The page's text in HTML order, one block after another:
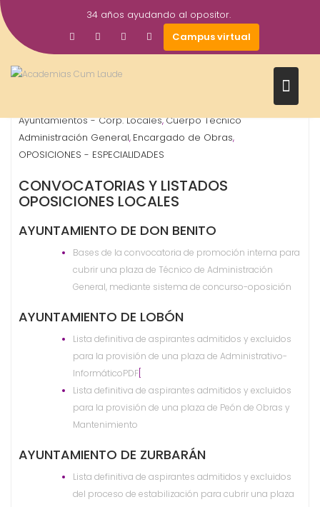
Saltar
al
contenido
34 años ayudando al opositor.
Campus virtual
Nov
2024
Gestor AcademiasCumLaude
Ayuntamientos - Corp. Locales,Cuerpo Técnico
Administración General, Encargado de Obras,
OPOSICIONES - ESPECIALIDADES
CONVOCATORIAS Y LISTADOS
OPOSICIONES LOCALES
AYUNTAMIENTO DE DON BENITO
Bases de la convocatoria de promoción interna para
cubrir una plaza de Técnico de Administración
General, mediante sistema de concurso-oposición
AYUNTAMIENTO DE LOBÓN
Lista definitiva de aspirantes admitidos y excluidos
para la provisión de una plaza de Administrativo-
InformáticoPDF
Lista definitiva de aspirantes admitidos y excluidos
para la provisión de una plaza de Peón de Obras y
Mantenimiento
AYUNTAMIENTO DE ZURBARÁN
Lista definitiva de aspirantes admitidos y excluidos
del proceso de estabilización para cubrir una plaza